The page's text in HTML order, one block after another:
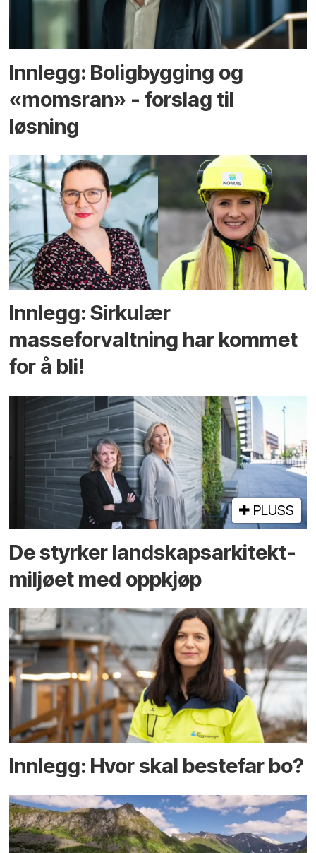
Innlegg: Boligbygging og
«momsran» - forslag til
løsning
Innlegg: Sirkulær
masseforvaltning har kommet
for å bli!
PLUSS
De styrker landskaps­arkitekt­
miljøet med oppkjøp
Innlegg: Hvor skal bestefar bo?